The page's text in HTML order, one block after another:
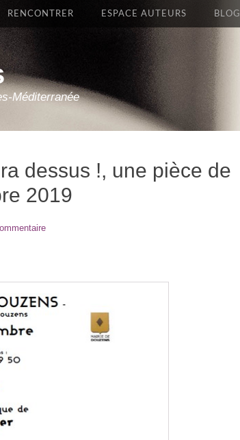
Méditerranée
RENCONTRER ESPACE AUTEURS BLOG
dessus !, une pièce de
2019